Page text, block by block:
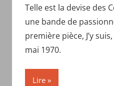
Telle est la devise des
une bande de
première pièce, J’y
mai 1970.
Lire